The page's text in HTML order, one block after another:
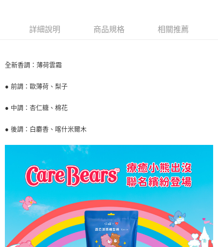
後付繳納相關費用。
１．透過由恩沛科技股份有限公司提供之「AFTEE先享後付」服務完成之交
２．關於個人資料處理事宜，請瀏覽以下網址：
３．未成年的使用者請事先徵得法定代理人或監護人之同意方可使用
任。
４．使用「AFTEE先享後付」時，將依據個別帳號之用戶狀況，依本公司即
時審查核予不同之上限額度；若仍有額度不足之情形，本公司將視審查結果
請求用戶進行身份認證。
５．嚴禁一人註冊多個帳號或使用他人資訊註冊。若發現惡意使用之情形，
恩沛科技股份有限公司將有權停止該用戶之使用額度並採取法律行動。
每筆NT$65，滿NT$490(含以上)免運費
宅配(本島)
每筆NT$100，滿NT$790(含以上)免運費
付款後寶雅門市自取(由倉庫統一出貨)
每筆NT$80，滿NT$290(含以上)免運費
詳細說明 商品規格 相關推薦
全新香調：薄荷雲霜
● 前調：歐薄荷、梨子
● 中調：杏仁糖、棉花
● 後調：白麝香、喀什米爾木